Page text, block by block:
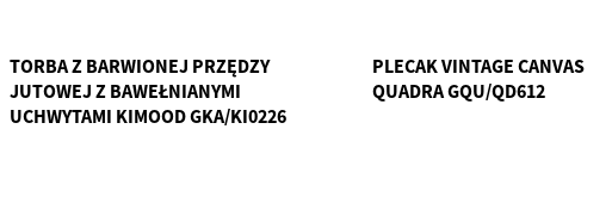
TORBA Z BARWIONEJ PRZĘDZY
JUTOWEJ Z BAWEŁNIANYMI
UCHWYTAMI KIMOOD GKA/KI0226
PLECAK VINTAGE CANVAS
QUADRA GQU/QD612